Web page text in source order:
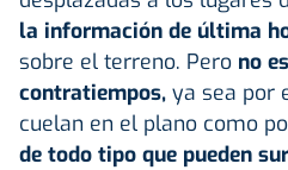
la información de última
sobre el terreno. Pero no
contratiempos, ya sea por
cuelan en el plano como
de todo tipo que pueden